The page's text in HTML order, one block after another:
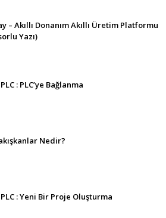
– Akıllı Donanım Akıllı Üretim Platformu
Yazı)
: PLC’ye Bağlanma
Nedir?
: Yeni Bir Proje Oluşturma